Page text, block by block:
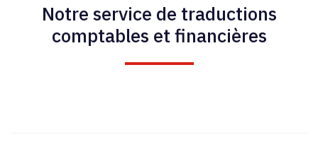
Notre service de traductions
comptables et financières